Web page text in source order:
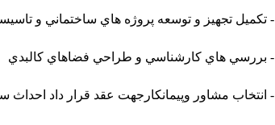
- تكميل تجهيز و توسعه پروژه هاي ساختماني و
- بررسي هاي كارشناسي و طراحي فضاهاي كالبدي
- انتخاب مشاور وپيمانكارجهت عقد قرار داد احداث